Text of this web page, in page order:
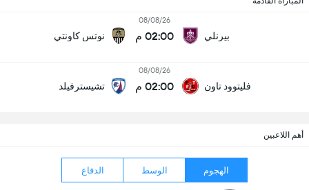
بيرنلي
08/08/26
02:00 م نوتس كاونتي
فليتوود تاون
08/08/26
02:00 م تشيسترفيلد
أهم اللاعبين
الهجوم الوسط الدفاع